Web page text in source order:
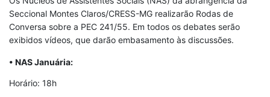
Seccional Montes Claros/CRESS-MG realizarão Rodas de
Conversa sobre a PEC 241/55. Em todos os debates serão
exibidos vídeos, que darão embasamento às discussões.
• NAS Januária:
Horário: 18h